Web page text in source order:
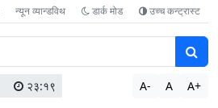
न्यून व्यान्डविथ डार्क मोड उच्च कन्ट्रास्ट
२३:१९ A- A A+